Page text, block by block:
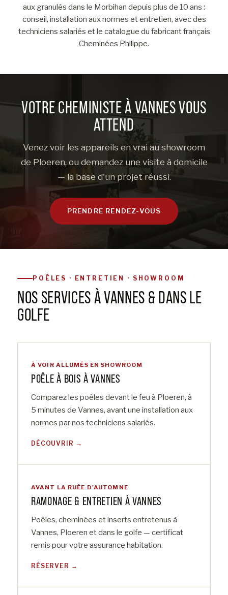
aux granulés dans le Morbihan depuis plus de 10 ans :
conseil, installation aux normes et entretien, avec des
techniciens salariés et le catalogue du fabricant français
Cheminées Philippe.
VOTRE CHEMINISTE À VANNES VOUS
ATTEND
Venez voir les appareils en vrai au showroom
de Ploeren, ou demandez une visite à domicile
— la base d'un projet réussi.
PRENDRE RENDEZ-VOUS
POÊLES · ENTRETIEN · SHOWROOM
NOS SERVICES À VANNES & DANS LE
GOLFE
À VOIR ALLUMÉS EN SHOWROOM
POÊLE À BOIS À VANNES
Comparez les poêles devant le feu à Ploeren, à
5 minutes de Vannes, avant une installation aux
normes par nos techniciens salariés.
DÉCOUVRIR
AVANT LA RUÉE D'AUTOMNE
RAMONAGE & ENTRETIEN À VANNES
Poêles, cheminées et inserts entretenus à
Vannes, Ploeren et dans le golfe — certificat
remis pour votre assurance habitation.
RÉSERVER